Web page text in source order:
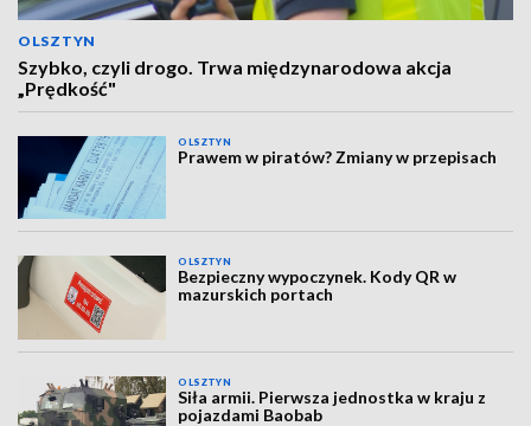
OLSZTYN
Szybko, czyli drogo. Trwa międzynarodowa akcja
„Prędkość"
OLSZTYN
Prawem w piratów? Zmiany w przepisach
OLSZTYN
Bezpieczny wypoczynek. Kody QR w
mazurskich portach
OLSZTYN
Siła armii. Pierwsza jednostka w kraju z
pojazdami Baobab